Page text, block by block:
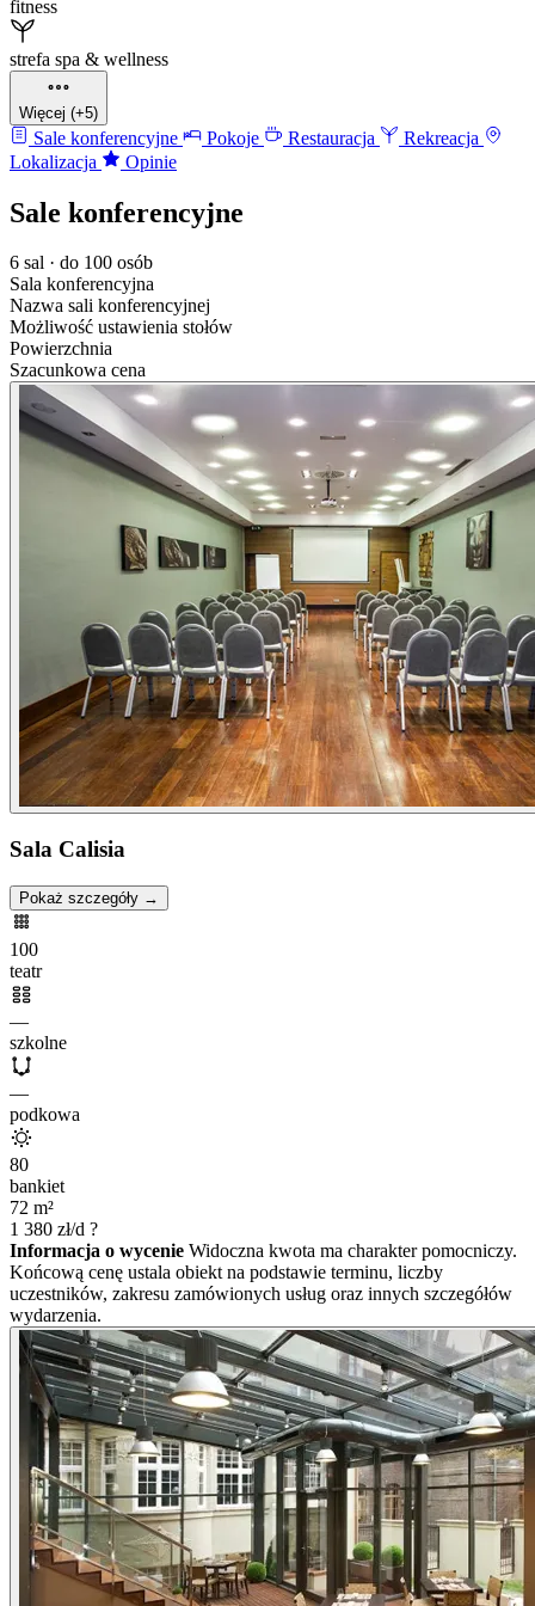
fitness
strefa spa & wellness
Więcej (+5)
Sale konferencyjne Pokoje Restauracja
Rekreacja
Lokalizacja
Opinie
Sale konferencyjne
6 sal · do 100 osób
Sala konferencyjna
Nazwa sali konferencyjnej
Możliwość ustawienia stołów
Powierzchnia
Szacunkowa cena
Sala Calisia
Pokaż szczegóły →
100
teatr
—
szkolne
—
podkowa
80
bankiet
72 m²
1 380 zł/d ?
Informacja o wycenie Widoczna kwota ma charakter pomocniczy.
Końcową cenę ustala obiekt na podstawie terminu, liczby
uczestników, zakresu zamówionych usług oraz innych szczegółów
wydarzenia.